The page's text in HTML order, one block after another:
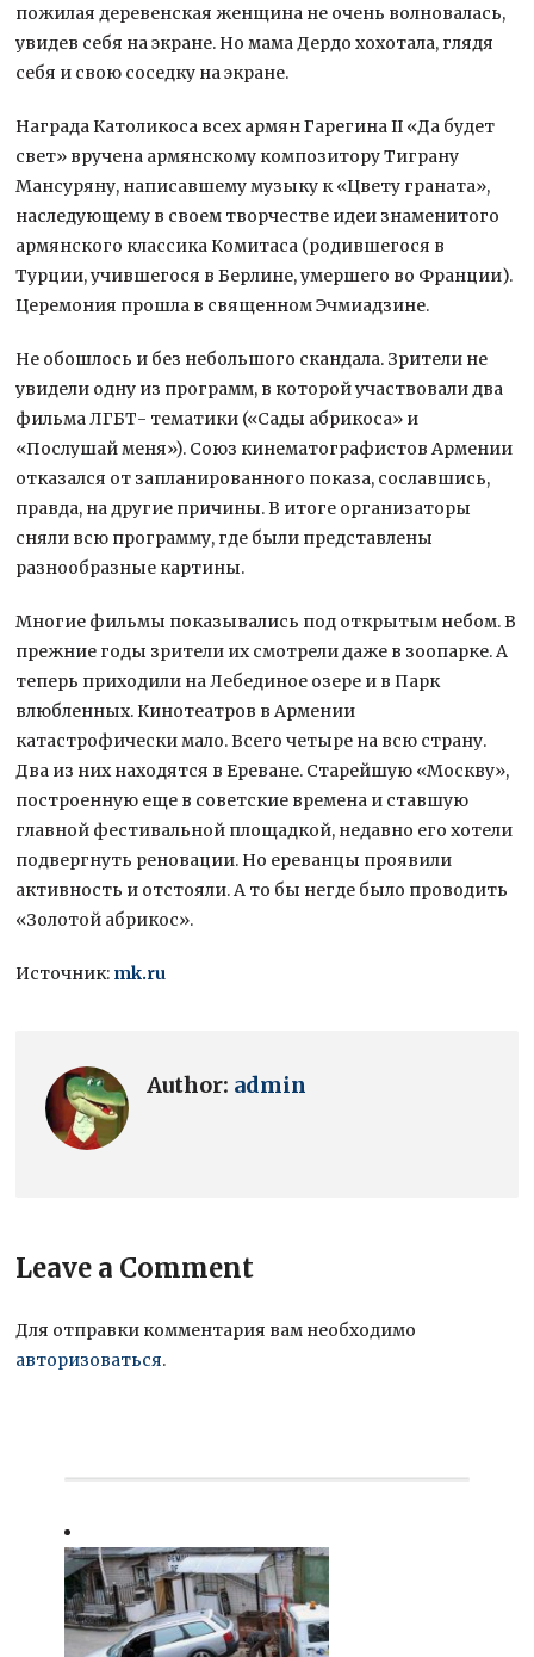
пожилая деревенская женщина не очень волновалась,
увидев себя на экране. Но мама Дердо хохотала, глядя
себя и свою соседку на экране.
Награда Католикоса всех армян Гарегина II «Да будет
свет» вручена армянскому композитору Тиграну
Мансуряну, написавшему музыку к «Цвету граната»,
наследующему в своем творчестве идеи знаменитого
армянского классика Комитаса (родившегося в
Турции, учившегося в Берлине, умершего во Франции).
Церемония прошла в священном Эчмиадзине.
Не обошлось и без небольшого скандала. Зрители не
увидели одну из программ, в которой участвовали два
фильма ЛГБТ- тематики («Сады абрикоса» и
«Послушай меня»). Союз кинематографистов Армении
отказался от запланированного показа, сославшись,
правда, на другие причины. В итоге организаторы
сняли всю программу, где были представлены
разнообразные картины.
Многие фильмы показывались под открытым небом. В
прежние годы зрители их смотрели даже в зоопарке. А
теперь приходили на Лебединое озере и в Парк
влюбленных. Кинотеатров в Армении
катастрофически мало. Всего четыре на всю страну.
Два из них находятся в Ереване. Старейшую «Москву»,
построенную еще в советские времена и ставшую
главной фестивальной площадкой, недавно его хотели
подвергнуть реновации. Но ереванцы проявили
активность и отстояли. А то бы негде было проводить
«Золотой абрикос».
Источник: mk.ru
Author: admin
Leave a Comment
Для отправки комментария вам необходимо
авторизоваться.